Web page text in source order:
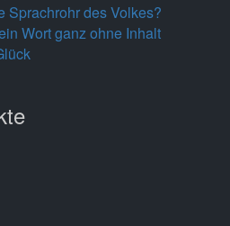
Sprachrohr des Volkes?
Wort ganz ohne Inhalt